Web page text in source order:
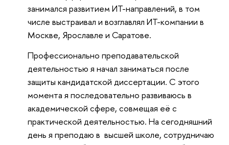
занимался развитием ИТ-направлений, в том
числе выстраивал и возглавлял ИТ-компании в
Москве, Ярославле и Саратове.
Профессионально преподавательской
деятельностью я начал заниматься после
защиты кандидатской диссертации. С этого
момента я последовательно развиваюсь в
академической сфере, совмещая её с
практической деятельностью. На сегодняшний
день я преподаю в высшей школе, сотрудничаю